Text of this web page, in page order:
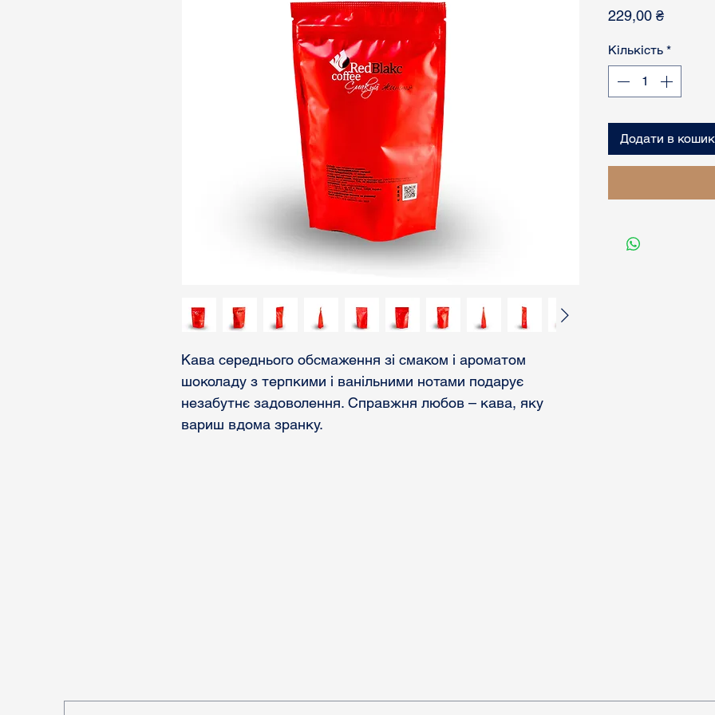
Кава середнього обсмаження зі смаком і ароматом
шоколаду з терпкими і ванільними нотами подарує
незабутнє задоволення. Справжня любов – кава, яку
вариш вдома зранку.
229,00 ₴Ціна
Кількість *
Додати в кошик